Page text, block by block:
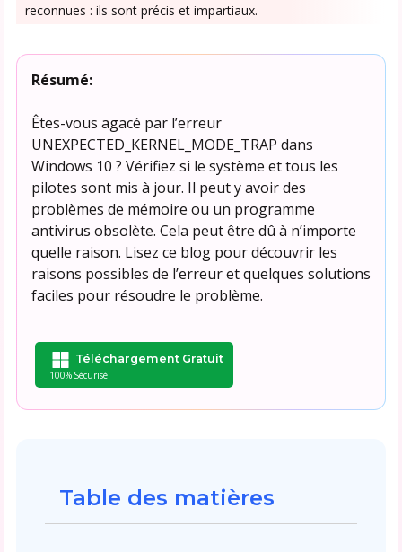
reconnues : ils sont précis et impartiaux.
Résumé:
Êtes-vous agacé par l’erreur
UNEXPECTED_KERNEL_MODE_TRAP dans
Windows 10 ? Vérifiez si le système et tous les
pilotes sont mis à jour. Il peut y avoir des
problèmes de mémoire ou un programme
antivirus obsolète. Cela peut être dû à n’importe
quelle raison. Lisez ce blog pour découvrir les
raisons possibles de l’erreur et quelques solutions
faciles pour résoudre le problème.
Téléchargement Gratuit
100% Sécurisé
Table des matières